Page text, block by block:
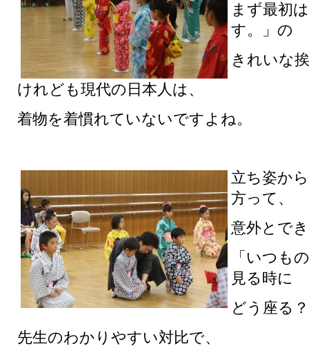
まず最初
す。」の
きれいな
けれども現代の日本人は、
着物を着慣れていないですよね。
立ち姿か
方って、
意外とで
「いつも
見る時に
どう座る
先生のわかりやすい対比で、